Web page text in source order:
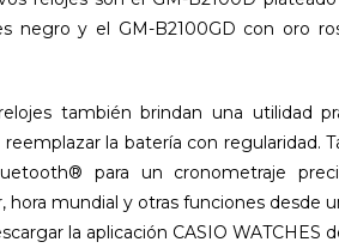
negro y el GM-B2100GD con oro
también brindan una utilidad
la batería con regularidad.
para un cronometraje
hora mundial y otras funciones desde
la aplicación CASIO WATCHES